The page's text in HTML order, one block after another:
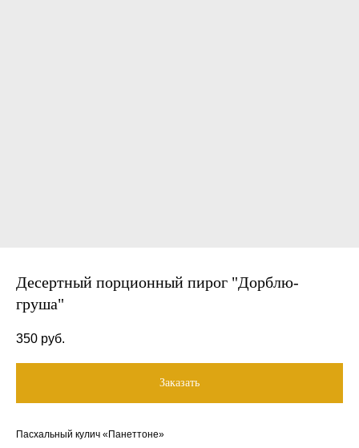
Десертный порционный пирог "Дорблю-
груша"
350 руб.
Заказать
Пасхальный кулич «Панеттоне»